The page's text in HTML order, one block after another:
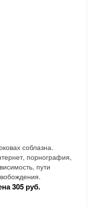
соблазна.
порнография,
пути
305 руб.